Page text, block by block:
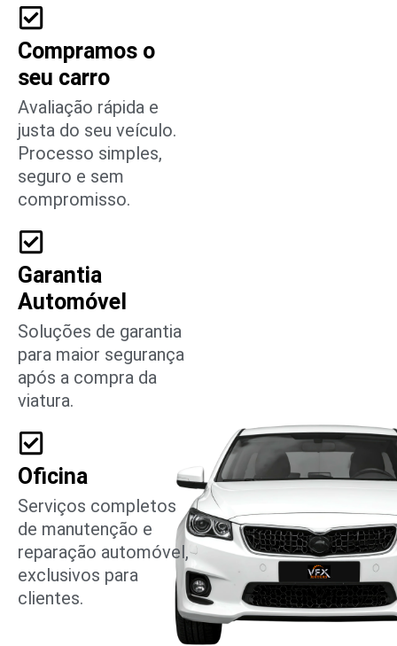
Compramos o
seu carro
Avaliação rápida e
justa do seu veículo.
Processo simples,
seguro e sem
compromisso.
Garantia
Automóvel
Soluções de garantia
para maior segurança
após a compra da
viatura.
Oficina
Serviços completos
de manutenção e
reparação automóvel,
exclusivos para
clientes.